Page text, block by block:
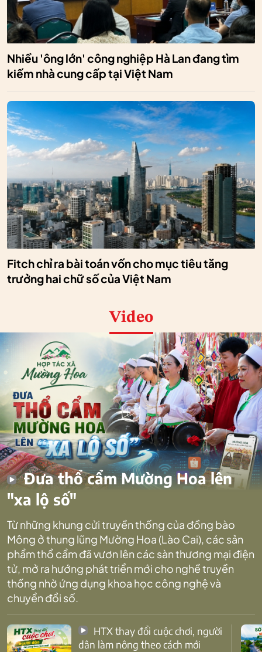
Nhiều 'ông lớn' công nghiệp Hà Lan đang tìm
kiếm nhà cung cấp tại Việt Nam
Fitch chỉ ra bài toán vốn cho mục tiêu tăng
trưởng hai chữ số của Việt Nam
Video
Đưa thổ cẩm Mường Hoa lên
"xa lộ số"
Từ những khung cửi truyền thống của đồng bào
Mông ở thung lũng Mường Hoa (Lào Cai), các sản
phẩm thổ cẩm đã vươn lên các sàn thương mại điện
tử, mở ra hướng phát triển mới cho nghề truyền
thống nhờ ứng dụng khoa học công nghệ và
chuyển đổi số.
dân làm nông theo cách mới